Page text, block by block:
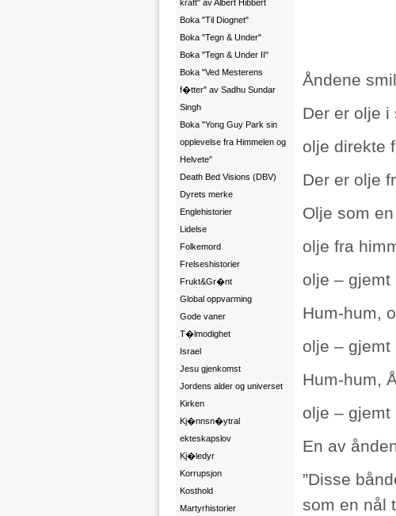
kraft" av Albert Hibbert
Boka "Til Diognet"
Boka "Tegn & Under"
Boka "Tegn & Under II"
Boka "Ved Mesterens
f�tter" av Sadhu Sundar
Singh
Boka "Yong Guy Park sin
opplevelse fra Himmelen og
Helvete"
Death Bed Visions (DBV)
Dyrets merke
Englehistorier
Lidelse
Folkemord
Frelseshistorier
Frukt&Gr�nt
Global oppvarming
Gode vaner
T�lmodighet
Israel
Jesu gjenkomst
Jordens alder og universet
Kirken
Kj�nnsn�ytral
ekteskapslov
Kj�ledyr
Korrupsjon
Kosthold
Martyrhistorier
Åndene
Der er olje i
olje direkte
Der er olje
Olje som
olje fra
olje – gjemt
Hum-hum,
olje – gjemt
Hum-hum,
olje – gjemt
En av
”Disse
som en nål